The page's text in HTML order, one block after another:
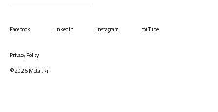
Facebook Linkedin Instagram YouTube
Privacy Policy
©2026Metal.Ri